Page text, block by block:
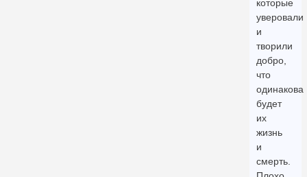
которые
уверовали
и
творили
добро,
что
одинакова
будет
их
жизнь
и
смерть.